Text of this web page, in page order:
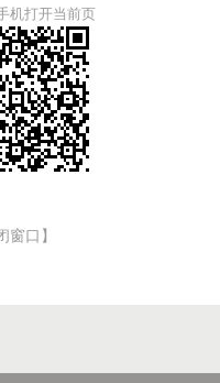
机打开当前页
窗口】